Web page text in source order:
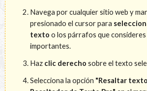
Navega por cualquier sitio web y
presionado el cursor para
texto o los párrafos que consideres
importantes.
Haz clic derecho sobre el texto
Selecciona la opción "Resaltar